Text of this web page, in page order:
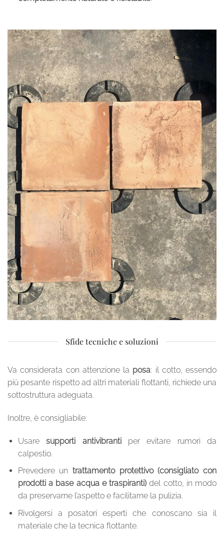
Sfide tecniche e soluzioni
Va considerata con attenzione la posa: il cotto, essendo
più pesante rispetto ad altri materiali flottanti, richiede una
sottostruttura adeguata.
Inoltre, è consigliabile:
Usaresupporti antivibrantiper evitare rumori da
calpestio.
Prevedere untrattamento protettivo (consigliato con
prodotti a base acqua e traspiranti) del cotto, in modo
da preservarne l’aspetto e facilitarne la pulizia.
Rivolgersi a posatori esperti che conoscano sia il
materiale che la tecnica flottante.